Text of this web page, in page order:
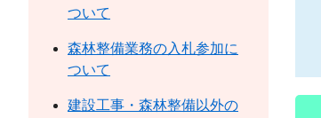
ついて
森林整備業務の入札参加に
ついて
建設工事・森林整備以外の